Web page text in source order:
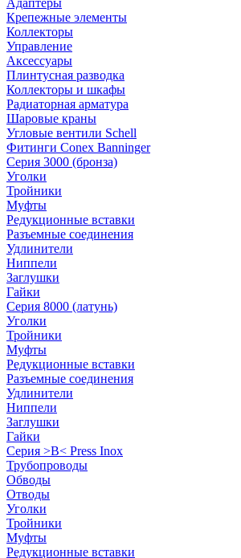
Адаптеры
Крепежные элементы
Коллекторы
Управление
Аксессуары
Плинтусная разводка
Коллекторы и шкафы
Радиаторная арматура
Шаровые краны
Угловые вентили Schell
Фитинги Conex Banninger
Серия 3000 (бронза)
Уголки
Тройники
Муфты
Редукционные вставки
Разъемные соединения
Удлинители
Ниппели
Заглушки
Гайки
Серия 8000 (латунь)
Уголки
Тройники
Муфты
Редукционные вставки
Разъемные соединения
Удлинители
Ниппели
Заглушки
Гайки
Серия >B< Press Inox
Трубопроводы
Обводы
Отводы
Уголки
Тройники
Муфты
Редукционные вставки